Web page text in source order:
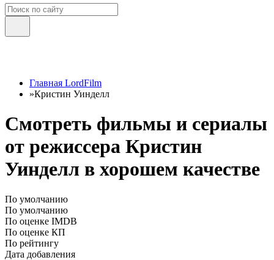
Главная LordFilm
»Кристин Уинделл
Смотреть фильмы и сериалы
от режиссера Кристин
Уинделл в хорошем качестве
По умолчанию
По умолчанию
По оценке IMDB
По оценке КП
По рейтингу
Дата добавления